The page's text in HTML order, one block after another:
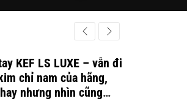
h
o
r
h
KEF LS LUXE – vẫn đi
chỉ nam của hãng,
nhưng nhìn cũng